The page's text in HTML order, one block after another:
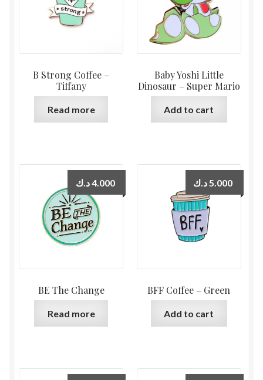
B Strong Coffee –
Tiffany
Read more
Baby Yoshi Little
Dinosaur – Super Mario
Add to cart
BE The Change
4.000د.ك
Read more
BFF Coffee – Green
5.000د.ك
Add to cart